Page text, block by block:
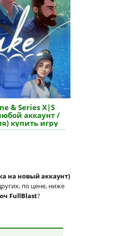
& Series X|S
аккаунт /
купить игру
на новый аккаунт)
по цене, ниже
FullBlast?